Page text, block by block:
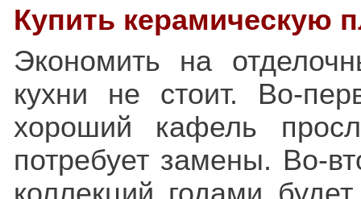
Купить керамическую
Экономить на
кухни не стоит. Во-
хороший кафель
потребует замены. Во-